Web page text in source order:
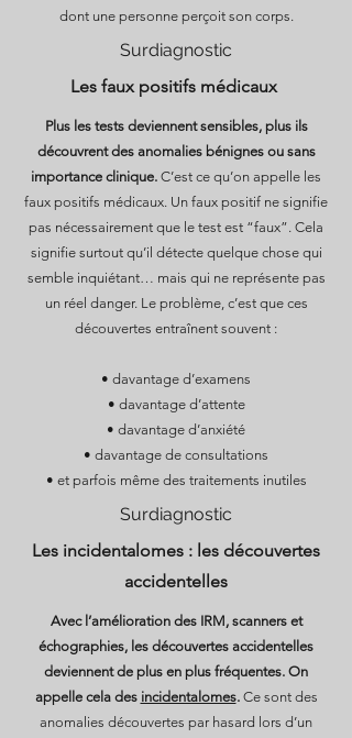
dont une personne perçoit son corps.
Surdiagnostic
Les faux positifs médicaux
Plus les tests deviennent sensibles, plus ils
découvrent des anomalies bénignes ou sans
importance clinique. C’est ce qu’on appelle les
faux positifs médicaux. Un faux positif ne signifie
pas nécessairement que le test est “faux”. Cela
signifie surtout qu’il détecte quelque chose qui
semble inquiétant… mais qui ne représente pas
un réel danger. Le problème, c’est que ces
découvertes entraînent souvent :
• davantage d’examens
• davantage d’attente
• davantage d’anxiété
• davantage de consultations
• et parfois même des traitements inutiles
Surdiagnostic
Les incidentalomes : les découvertes
accidentelles
Avec l’amélioration des IRM, scanners et
échographies, les découvertes accidentelles
deviennent de plus en plus fréquentes. On
appelle cela des incidentalomes.Ce sont des
anomalies découvertes par hasard lors d’un